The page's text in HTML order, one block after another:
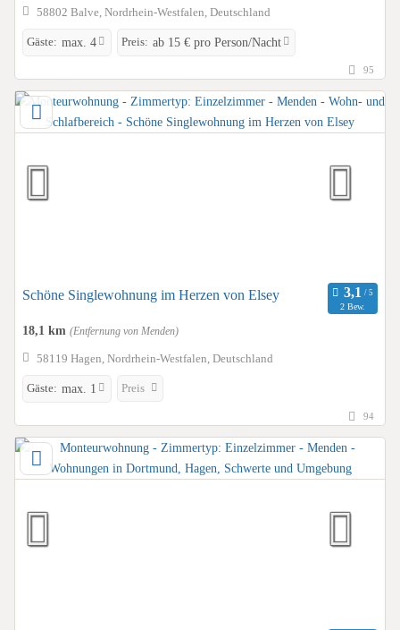
58802 Balve, Nordrhein-Westfalen, Deutschland
Gäste: max. 4 Preis: ab 15 € pro Person/Nacht
95
Schöne Singlewohnung im Herzen von Elsey
2 Bew.
18,1 km (Entfernung von Menden)
58119 Hagen, Nordrhein-Westfalen, Deutschland
Gäste: max. 1 Preis
94